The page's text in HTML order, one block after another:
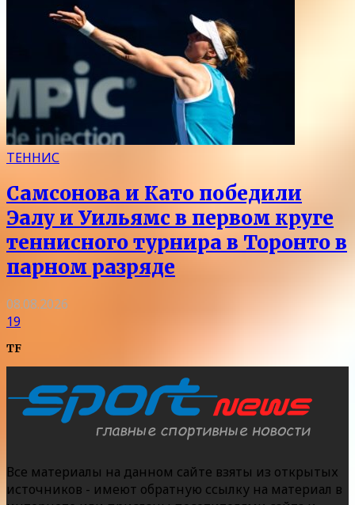
ТЕННИС
Самсонова и Като победили
Эалу и Уильямс в первом круге
теннисного турнира в Торонто в
парном разряде
08.08.2026
19
TF
Все материалы на данном сайте взяты из открытых
источников - имеют обратную ссылку на материал в